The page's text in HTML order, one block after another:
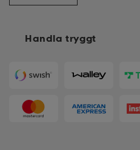
Handla tryggt